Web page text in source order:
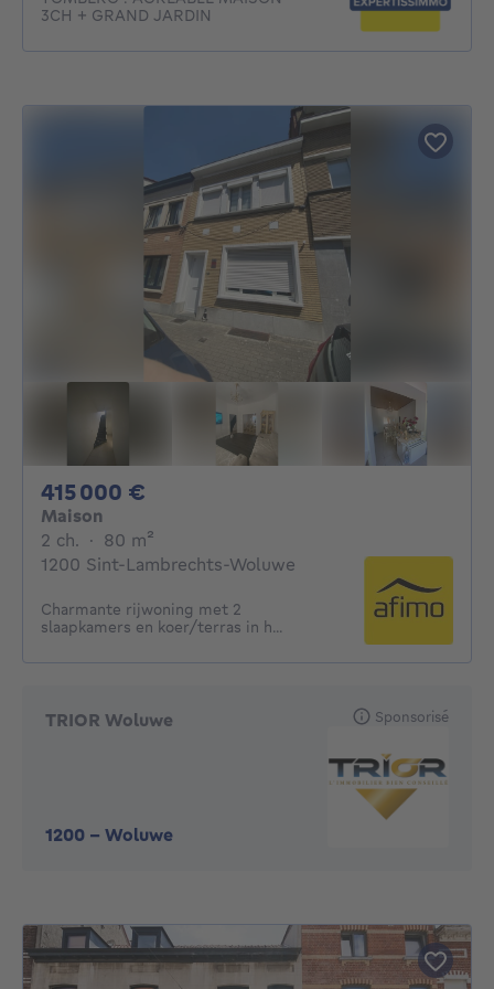
3CH + GRAND JARDIN
415 000 €
Maison
2 ch. 2 chambres
· 80 m²
1200 Sint-Lambrechts-Woluwe
Charmante rijwoning met 2
slaapkamers en koer/terras in h...
TRIOR Woluwe
1200 - Woluwe
Sponsorisé